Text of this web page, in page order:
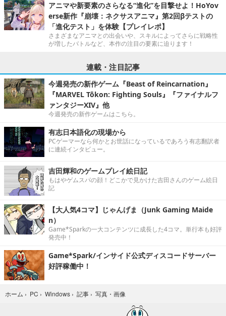
アニマや新要素のさらなる“進化”を目撃せよ！HoYov
erse新作『崩壊：ネクサスアニマ』第2回βテストの
「進化テスト」を体験【プレイレポ】
さまざまなアニマとの出会いや、スキルによってさらに戦略性
が増したバトルなど、本作の注目の要素に迫ります！
連載・注目記事
今週発売の新作ゲーム『Beast of Reincarnation』
『MARVEL Tōkon: Fighting Souls』『ファイナルフ
ァンタジーXIV』他
今週発売の新作ゲームはこちら。
有志日本語化の現場から
PCゲーマーなら何かとお世話になっているであろう有志翻訳者
に連続インタビュー。
吉田輝和のゲームプレイ絵日記
もはやゲムスパの顔！どこかで見かけた吉田さんのゲーム絵日
記
【大人気4コマ】じゃんげま（Junk Gaming Maide
n）
Game*Sparkの一大コンテンツに成長した4コマ。単行本も好評
発売中！
Game*Spark/インサイド公式ディスコードサーバー
好評稼働中！
ホーム › PC › Windows › 記事 › 写真・画像